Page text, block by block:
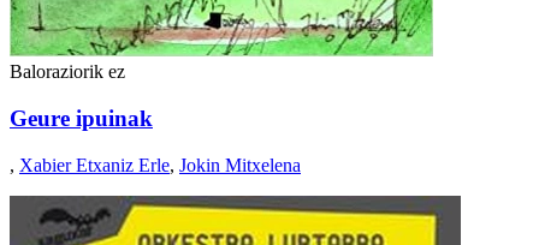
Baloraziorik ez
Geure ipuinak
, Xabier Etxaniz Erle, Jokin Mitxelena